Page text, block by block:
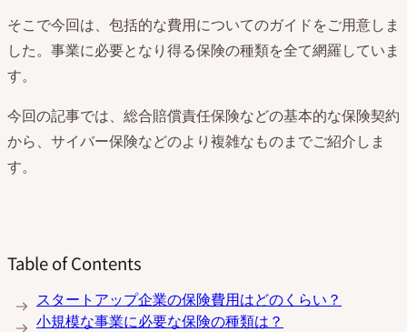
そこで今回は、包括的な費用についてのガイドをご用意しま
した。事業に必要となり得る保険の種類を全て網羅していま
す。
今回の記事では、総合賠償責任保険などの基本的な保険契約
から、サイバー保険などのより複雑なものまでご紹介しま
す。
Table of Contents
スタートアップ企業の保険費用はどのくらい？
小規模な事業に必要な保険の種類は？